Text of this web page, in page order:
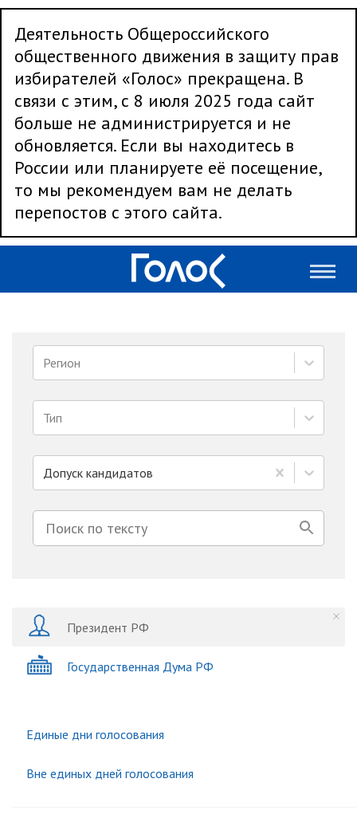
Деятельность Общероссийского
общественного движения в защиту прав
избирателей «Голос» прекращена. В
связи с этим, с 8 июля 2025 года сайт
больше не администрируется и не
обновляется. Если вы находитесь в
России или планируете её посещение,
то мы рекомендуем вам не делать
перепостов с этого сайта.
Регион
Тип
Допуск кандидатов
Президент РФ
Государственная Дума РФ
Единые дни голосования
Вне единых дней голосования